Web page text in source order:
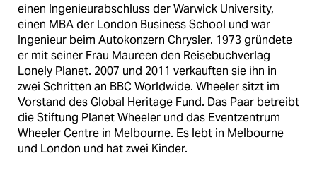
einen Ingenieurabschluss der Warwick University,
einen MBA der London Business School und war
Ingenieur beim Autokonzern Chrysler. 1973 gründete
er mit seiner Frau Maureen den Reisebuchverlag
Lonely Planet. 2007 und 2011 verkauften sie ihn in
zwei Schritten an BBC Worldwide. Wheeler sitzt im
Vorstand des Global Heritage Fund. Das Paar betreibt
die Stiftung Planet Wheeler und das Eventzentrum
Wheeler Centre in Melbourne. Es lebt in Melbourne
und London und hat zwei Kinder.